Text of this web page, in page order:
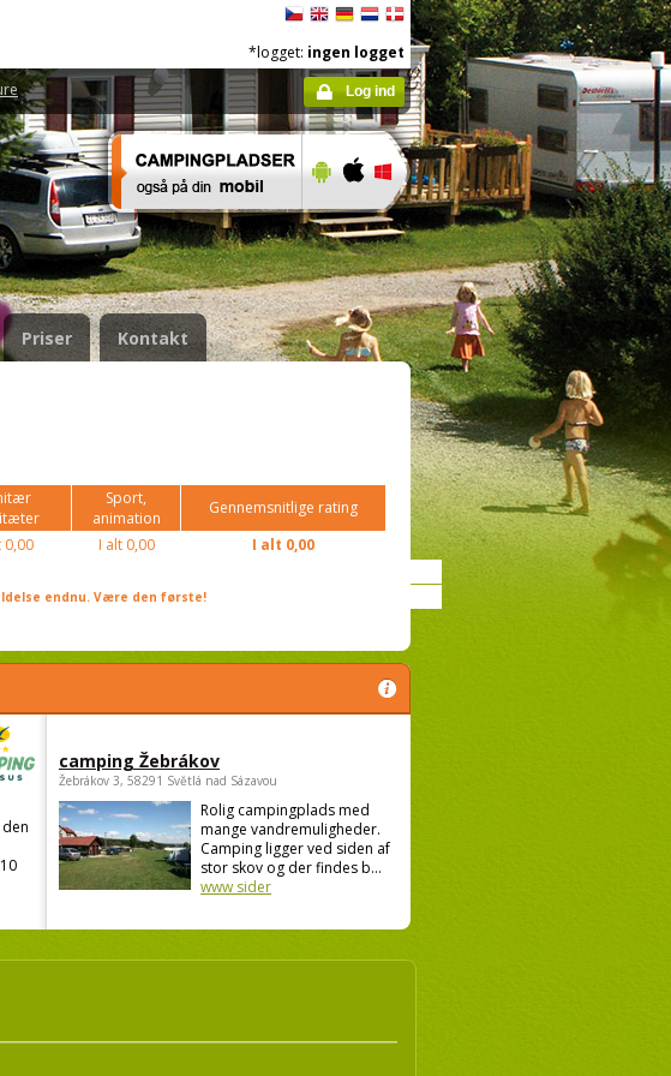
*logget: ingen logget
Log ind
Priser Kontakt
Sport,
animation
Gennemsnitlige rating
0,00 I alt0,00 I alt 0,00
endnu. Være den første!
camping Žebrákov
Žebrákov 3, 58291 Světlá nad Sázavou
Rolig campingplads med
mange vandremuligheder.
Camping ligger ved siden af
stor skov og der findes b...
www sider